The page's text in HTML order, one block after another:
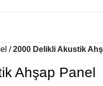
2000 Delikli Akustik
Ahşap Panel